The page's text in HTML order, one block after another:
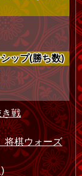
ップ(勝ち数)
戦
棋ウォーズ